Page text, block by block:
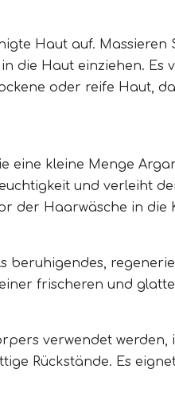
Haut auf.
die Haut einziehen.
oder reife Haut,
eine kleine Menge
und verleiht
Haarwäsche in die
beruhigendes,
frischeren und
verwendet
Rückstände. Es